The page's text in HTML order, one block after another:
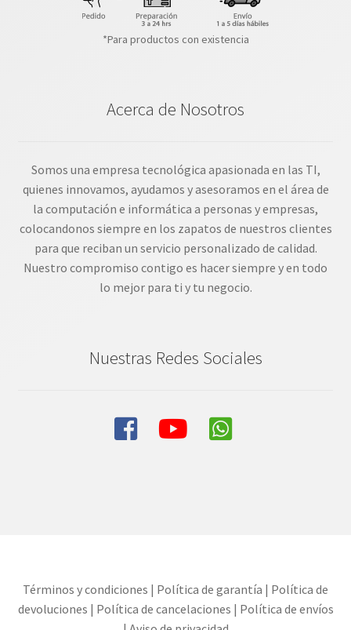
*Para productos con existencia
Acerca de Nosotros
Somos una empresa tecnológica apasionada en las TI,
quienes innovamos, ayudamos y asesoramos en el área de
la computación e informática a personas y empresas,
colocandonos siempre en los zapatos de nuestros clientes
para que reciban un servicio personalizado de calidad.
Nuestro compromiso contigo es hacer siempre y en todo
lo mejor para ti y tu negocio.
Nuestras Redes Sociales
Términos y condiciones | Política de garantía | Política de
devoluciones | Política de cancelaciones | Política de envíos